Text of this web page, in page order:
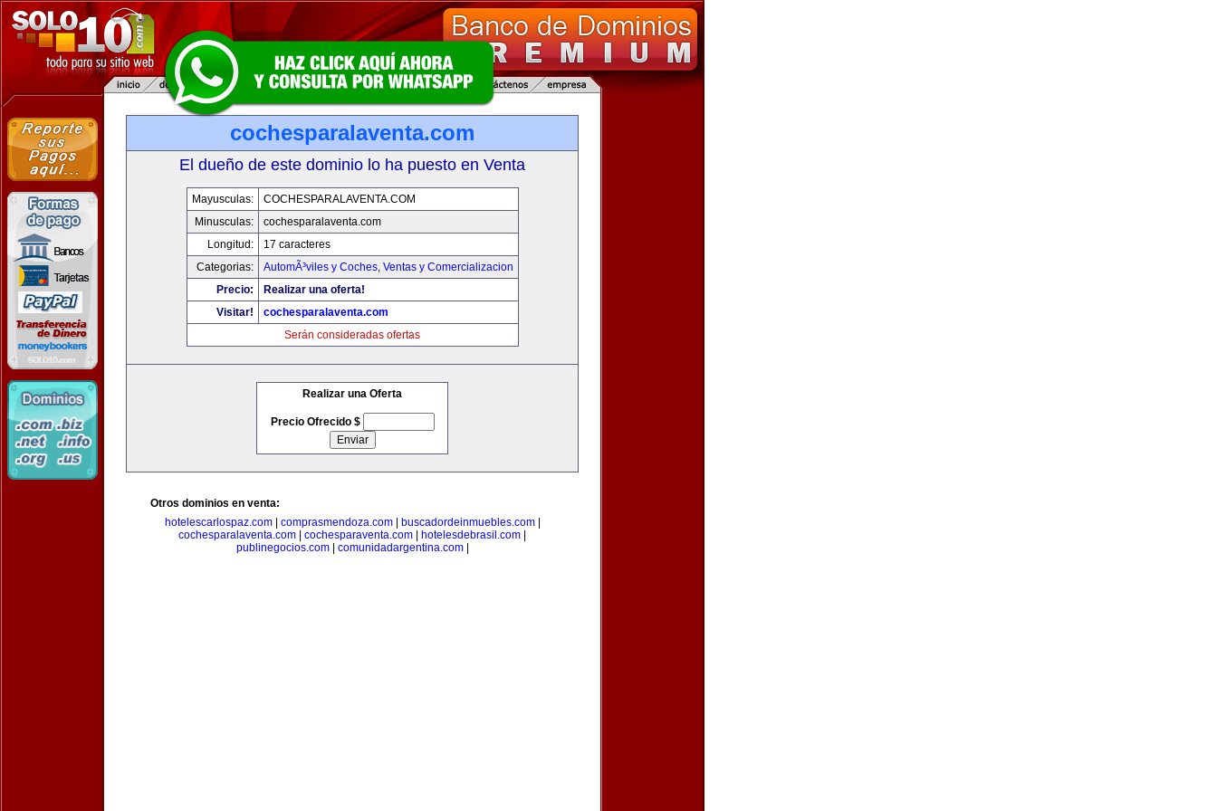
cochesparalaventa.com
El dueño de este dominio lo ha puesto en Venta
Mayusculas:
COCHESPARALAVENTA.COM
Minusculas:
cochesparalaventa.com
Longitud:
17 caracteres
Categorias:
AutomÃ³viles y Coches, Ventas y Comercializacion
Precio:
Realizar una oferta!
Visitar!
cochesparalaventa.com
Serán consideradas ofertas
Realizar una Oferta
Precio Ofrecido $
Otros dominios en venta:
hotelescarlospaz.com| comprasmendoza.com| buscadordeinmuebles.com|
cochesparalaventa.com
cochesparaventa.com hotelesdebrasil.com
publinegocios.com| comunidadargentina.com|